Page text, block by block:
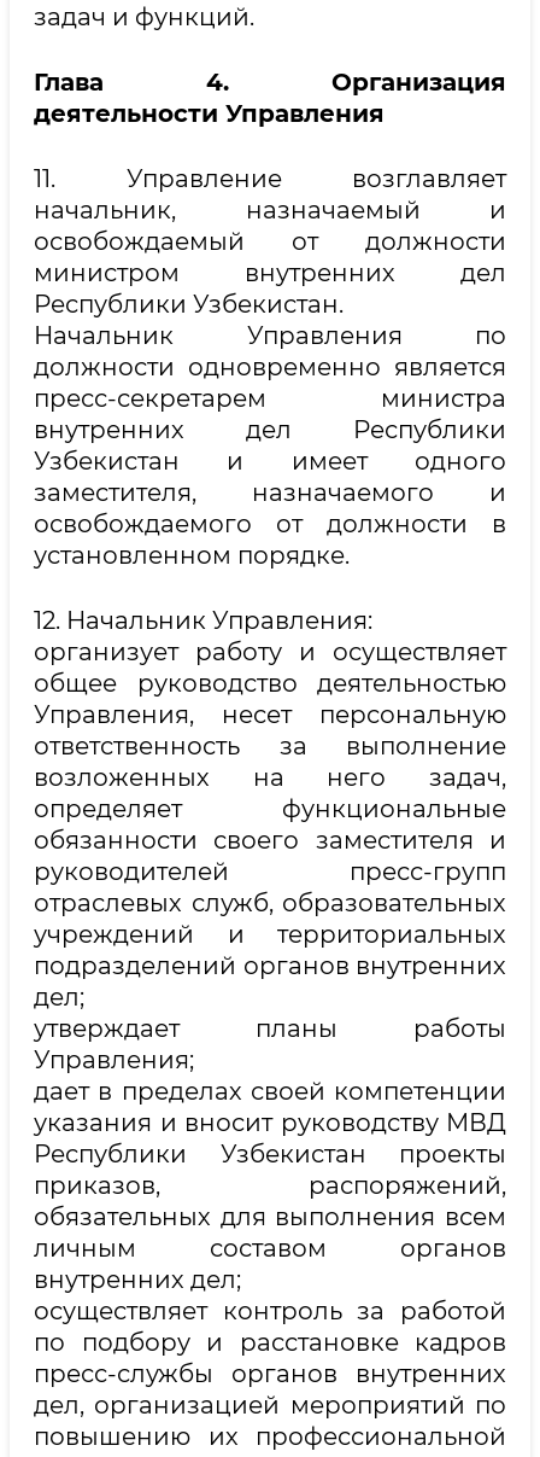
задач и функций.
Глава 4. Организация
деятельности Управления
11. Управление возглавляет
начальник, назначаемый и
освобождаемый от должности
министром внутренних дел
Республики Узбекистан.
Начальник Управления по
должности одновременно является
пресс-секретарем министра
внутренних дел Республики
Узбекистан и имеет одного
заместителя, назначаемого и
освобождаемого от должности в
установленном порядке.
12. Начальник Управления:
организует работу и осуществляет
общее руководство деятельностью
Управления, несет персональную
ответственность за выполнение
возложенных на него задач,
определяет функциональные
обязанности своего заместителя и
руководителей пресс-групп
отраслевых служб, образовательных
учреждений и территориальных
подразделений органов внутренних
дел;
утверждает планы работы
Управления;
дает в пределах своей компетенции
указания и вносит руководству МВД
Республики Узбекистан проекты
приказов, распоряжений,
обязательных для выполнения всем
личным составом органов
внутренних дел;
осуществляет контроль за работой
по подбору и расстановке кадров
пресс-службы органов внутренних
дел, организацией мероприятий по
повышению их профессиональной